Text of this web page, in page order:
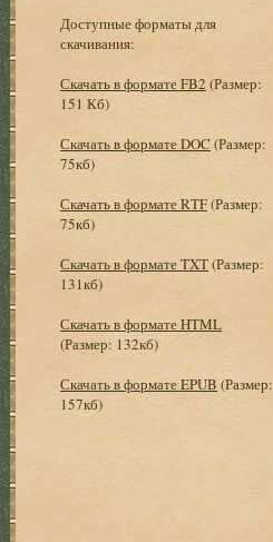
Доступные форматы для
скачивания:
Скачать в формате FB2 (Размер:
151 Кб)
Скачать в формате DOC (Размер:
75кб)
Скачать в формате RTF(Размер:
75кб)
Скачать в формате TXT(Размер:
131кб)
Скачать в формате HTML
(Размер: 132кб)
Скачать в формате EPUB (Размер:
157кб)